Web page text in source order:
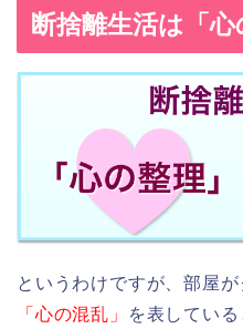
断捨離生活は「心
というわけですが、部屋
「心の混乱」
を表している